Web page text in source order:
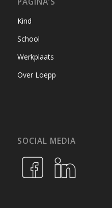
Kind
School
Werkplaats
Over Loepp
SOCIAL MEDIA